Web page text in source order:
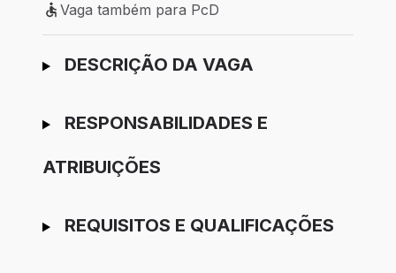
Vaga também para PcD
Vaga também para PcD
Ir para candidatura
DESCRIÇÃO DA VAGA
RESPONSABILIDADES E
ATRIBUIÇÕES
REQUISITOS E QUALIFICAÇÕES